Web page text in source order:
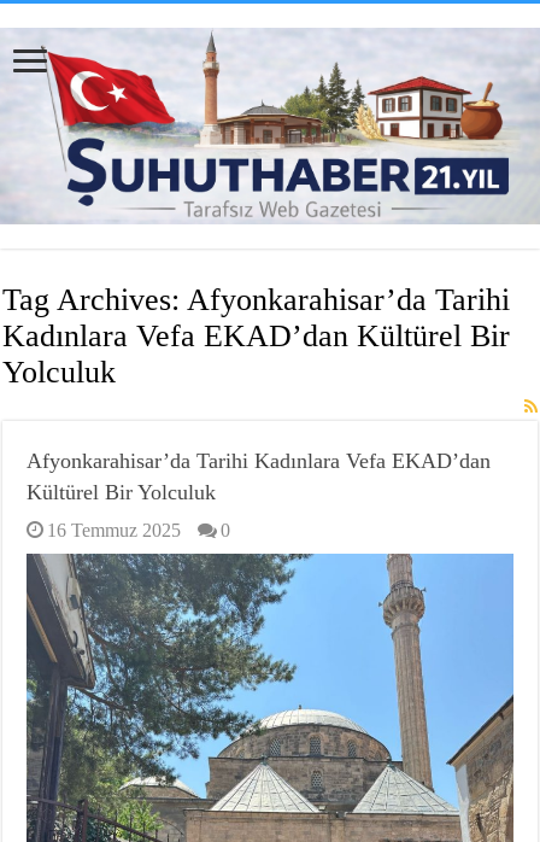
Tag Archives:Afyonkarahisar’da Tarihi
Kadınlara Vefa EKAD’dan Kültürel Bir
Yolculuk
Afyonkarahisar’da Tarihi Kadınlara Vefa EKAD’dan
Kültürel Bir Yolculuk
16 Temmuz 2025 0